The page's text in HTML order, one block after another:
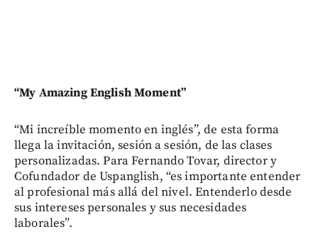
“My Amazing English Moment”
“Mi increíble momento en inglés”, de esta forma
llega la invitación, sesión a sesión, de las clases
personalizadas. Para Fernando Tovar, director y
Cofundador de Uspanglish, “es importante entender
al profesional más allá del nivel. Entenderlo desde
sus intereses personales y sus necesidades
laborales”.